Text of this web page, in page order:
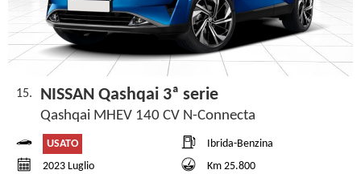
15. NISSAN Qashqai 3ª serie
Qashqai MHEV 140 CV N-Connecta
USATO
Ibrida-Benzina
2023 Luglio
Km 25.800